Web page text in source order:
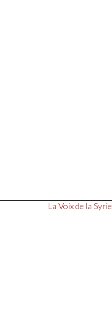
La Voix de la Syrie